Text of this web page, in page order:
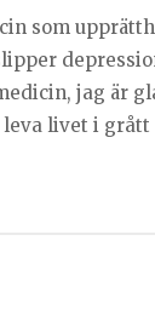
som
jag är
livet i grått